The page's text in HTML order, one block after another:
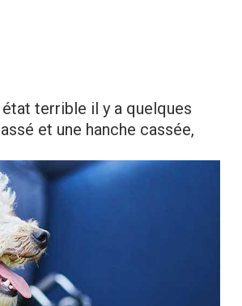
état terrible il y a quelques
et une hanche cassée,